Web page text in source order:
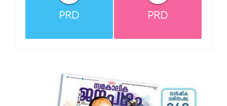
PRD PRD